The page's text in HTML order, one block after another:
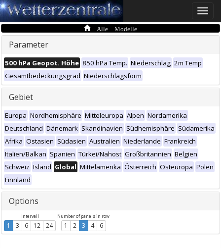
Toggle
Alle Modelle
Parameter
500 hPa Geopot. Höhe 850 hPa Temp. Niederschlag 2m Temp
Gesamtbedeckungsgrad Niederschlagsform
Gebiet
Europa Nordhemisphäre Mitteleuropa Alpen Nordamerika
Deutschland Dänemark Skandinavien Südhemisphäre Südamerika
Afrika Ostasien Südasien Australien Niederlande Frankreich
Italien/Balkan Spanien Türkei/Nahost Großbritannien Belgien
Schweiz Island Global Mittelamerika Österreich Osteuropa Polen
Finnland
Options
Intervall
1 3 6 12 24
Number of panels in row
1 2 3 4 6